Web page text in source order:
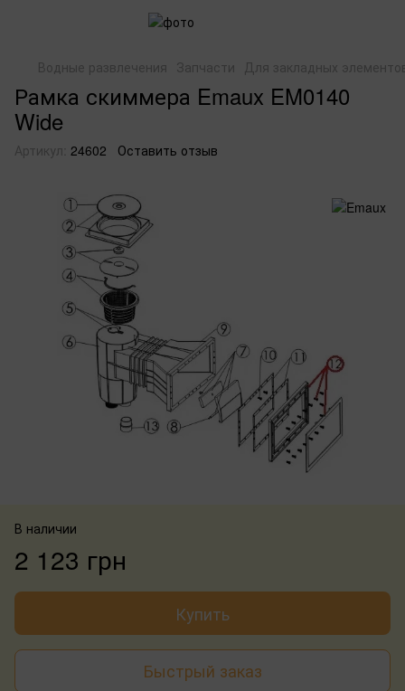
Водные развлечения Запчасти Для закладных
Рамка скиммера Emaux EM0140
Wide
Артикул: 24602 Оставить отзыв
В наличии
2 123 грн
Купить
Быстрый заказ